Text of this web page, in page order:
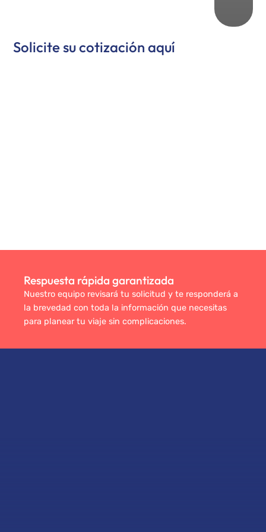
Solicite su cotización aquí
Respuesta rápida garantizada
Nuestro equipo revisará tu solicitud y te responderá a
la brevedad con toda la información que necesitas
para planear tu viaje sin complicaciones.